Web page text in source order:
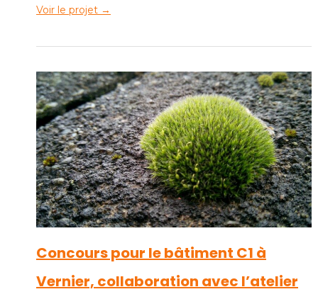
Voir le projet →
Concours pour le bâtiment C1 à
Vernier, collaboration avec l’atelier